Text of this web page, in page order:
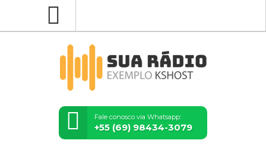
Fale conosco via Whatsapp:
+55 (69) 98434-3079